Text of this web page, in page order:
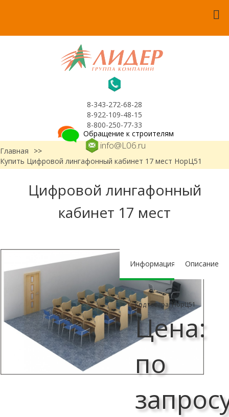
8-343-272-68-28
8-922-109-48-15
8-800-250-77-33
info@L06.ru
Обращение к строителям
Главная
>>
Купить Цифровой лингафонный кабинет 17 мест НорЦ51
Цифровой лингафонный
кабинет 17 мест
Информация Описание
Код товара: НорЦ51
Цена:
по